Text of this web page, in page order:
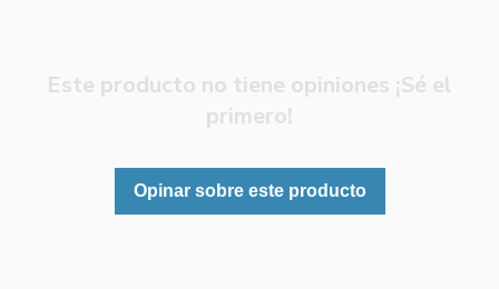
Este producto no tiene opiniones ¡Sé el
primero!
Opinar sobre este producto